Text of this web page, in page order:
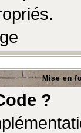
Mise en
?